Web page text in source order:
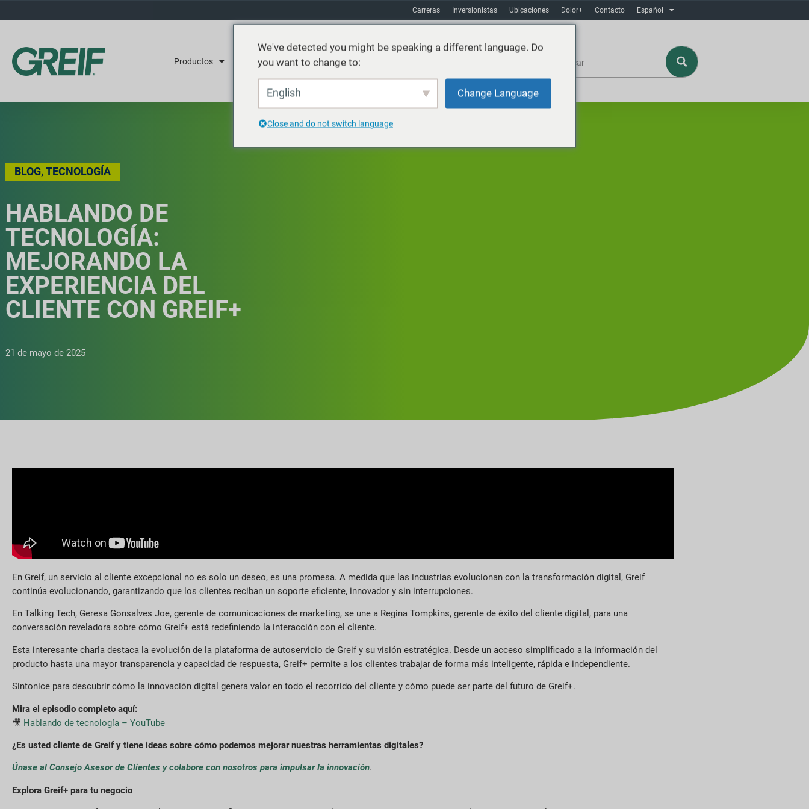
Carreras Inversionistas Ubicaciones Dolor+ Contacto Español
Productos Servicios Sostenibilidad
BLOG,TECNOLOGÍA
HABLANDO DE
TECNOLOGÍA:
MEJORANDO LA
EXPERIENCIA DEL
CLIENTE CON GREIF+
21 de mayo de 2025
En Greif, un servicio al cliente excepcional no es solo un deseo, es una promesa. A medida que las industrias evolucionan con la transformación digital, Greif
continúa evolucionando, garantizando que los clientes reciban un soporte eficiente, innovador y sin interrupciones.
En Talking Tech, Geresa Gonsalves Joe, gerente de comunicaciones de marketing, se une a Regina Tompkins, gerente de éxito del cliente digital, para una
conversación reveladora sobre cómo Greif+ está redefiniendo la interacción con el cliente.
Esta interesante charla destaca la evolución de la plataforma de autoservicio de Greif y su visión estratégica. Desde un acceso simplificado a la información del
producto hasta una mayor transparencia y capacidad de respuesta, Greif+ permite a los clientes trabajar de forma más inteligente, rápida e independiente.
Sintonice para descubrir cómo la innovación digital genera valor en todo el recorrido del cliente y cómo puede ser parte del futuro de Greif+.
Mira el episodio completo aquí:
🎥 Hablando de tecnología – YouTube
¿Es usted cliente de Greif y tiene ideas sobre cómo podemos mejorar nuestras herramientas digitales?
Únase al Consejo Asesor de Clientes y colabore con nosotros para impulsar la innovación.
Explora Greif+ para tu negocio
We've detected you might be speaking a different language. Do
you want to change to:
English Change Language
Close and do not switch language